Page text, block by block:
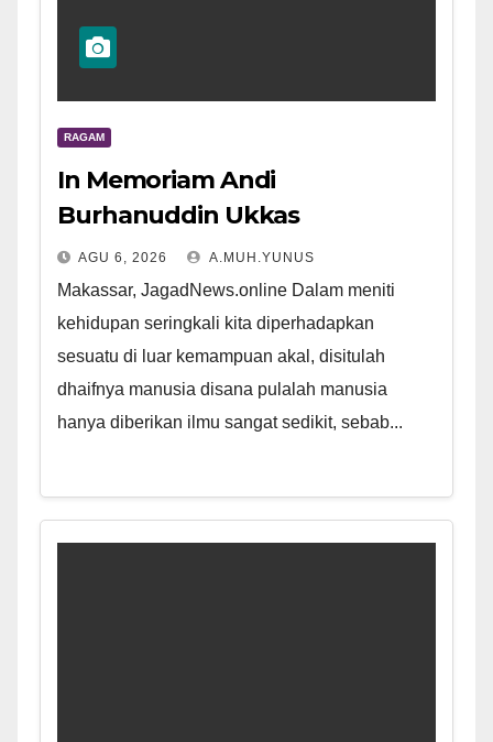
RAGAM
In Memoriam Andi
Burhanuddin Ukkas
AGU 6, 2026 A.MUH.YUNUS
Makassar, JagadNews.online Dalam meniti
kehidupan seringkali kita diperhadapkan
sesuatu di luar kemampuan akal, disitulah
dhaifnya manusia disana pulalah manusia
hanya diberikan ilmu sangat sedikit, sebab...